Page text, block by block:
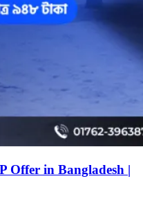
Offer in Bangladesh |